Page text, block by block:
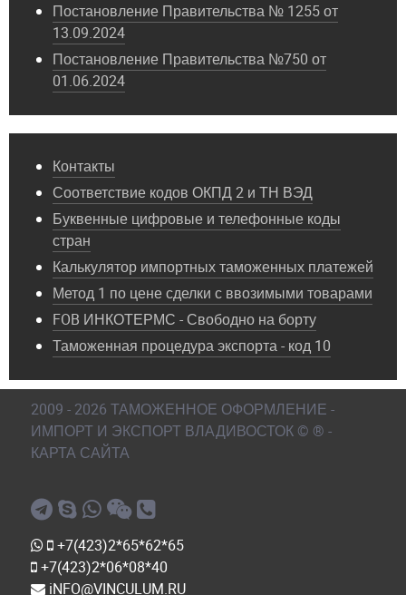
Постановление Правительства № 1255 от
13.09.2024
Постановление Правительства №750 от
01.06.2024
Контакты
Соответствие кодов ОКПД 2 и ТН ВЭД
Буквенные цифровые и телефонные коды
стран
Калькулятор импортных таможенных платежей
Метод 1 по цене сделки с ввозимыми товарами
FOB ИНКОТЕРМС - Свободно на борту
Таможенная процедура экспорта - код 10
2009 - 2026 ТАМОЖЕННОЕ ОФОРМЛЕНИЕ -
ИМПОРТ И ЭКСПОРТ ВЛАДИВОСТОК © ® -
КАРТА САЙТА
+7(423)2*65*62*65
+7(423)2*06*08*40
iNFO@VINCULUM.RU